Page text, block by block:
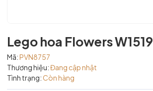
Lego hoa Flowers W1519
Mã:PVN8757
Thương hiệu:Đang cập nhật
Tình trạng:Còn hàng